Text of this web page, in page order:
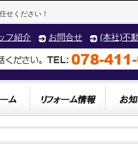
せください！
(本社)不
お問合せ
フ紹介